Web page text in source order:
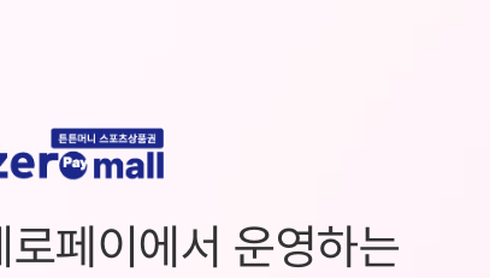
로페이에서 운영하는